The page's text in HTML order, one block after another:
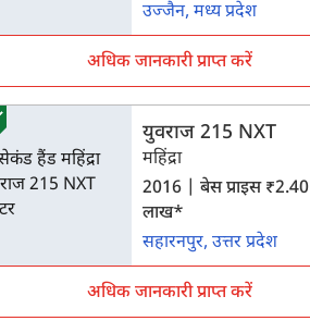
उज्जैन, मध्य प्रदेश
अधिक जानकारी प्राप्त करें
युवराज 215 NXT
महिंद्रा
2016 | बेस प्राइस ₹2.40
लाख*
सहारनपुर, उत्तर प्रदेश
अधिक जानकारी प्राप्त करें